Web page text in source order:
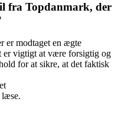
fra Topdanmark, der
er modtaget en ægte
er vigtigt at være forsigtig og
for at sikre, at det faktisk
læse.